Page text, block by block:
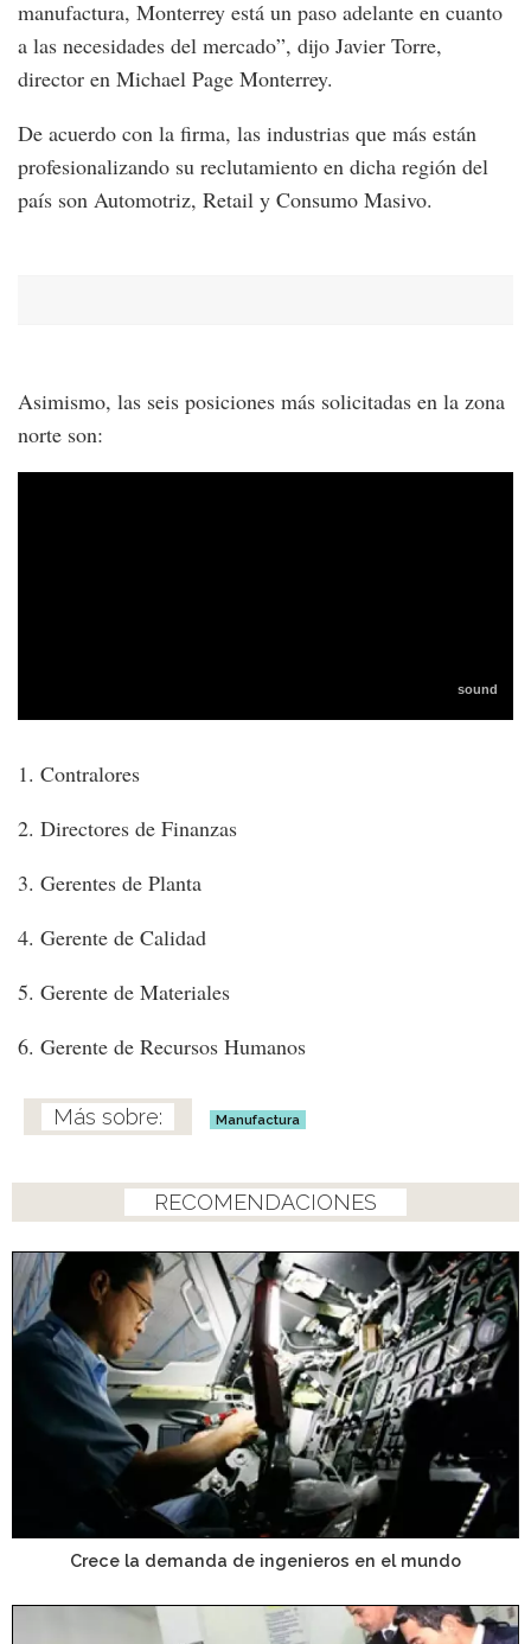
manufactura, Monterrey está un paso adelante en cuanto
a las necesidades del mercado”, dijo Javier Torre,
director en Michael Page Monterrey.
De acuerdo con la firma, las industrias que más están
profesionalizando su reclutamiento en dicha región del
país son Automotriz, Retail y Consumo Masivo.
Asimismo, las seis posiciones más solicitadas en la zona
norte son:
1. Contralores
2. Directores de Finanzas
3. Gerentes de Planta
4. Gerente de Calidad
5. Gerente de Materiales
6. Gerente de Recursos Humanos
Manufactura
RECOMENDACIONES
Crece la demanda de ingenieros en el mundo